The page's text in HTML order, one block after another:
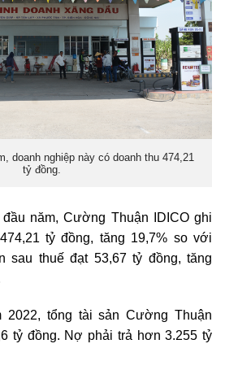
doanh nghiệp này có doanh thu 474,21
tỷ đồng.
năm, Cường Thuận IDICO ghi
tỷ đồng, tăng 19,7% so với
sau thuế đạt 53,67 tỷ đồng, tăng
tổng tài sản Cường Thuận
tỷ đồng. Nợ phải trả hơn 3.255 tỷ